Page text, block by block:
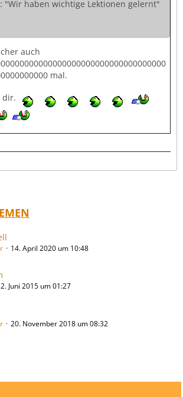
"Wir haben wichtige Lektionen gelernt"
auch
mal.
dir.
14. April 2020 um 10:48
Juni 2015 um 01:27
20. November 2018 um 08:32